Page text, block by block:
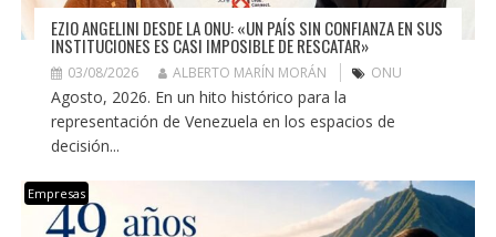
EZIO ANGELINI DESDE LA ONU: «UN PAÍS SIN CONFIANZA EN SUS
INSTITUCIONES ES CASI IMPOSIBLE DE RESCATAR»
03/08/2026 ALBERTO MARÍN MORÁN ONU
Agosto, 2026. En un hito histórico para la
representación de Venezuela en los espacios de
decisión...
Empresas